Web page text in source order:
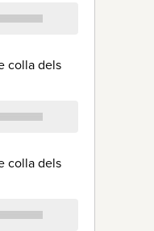
colla dels
colla dels